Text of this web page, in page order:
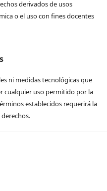
derivados de usos
o el uso con fines docentes
ni medidas tecnológicas que
cualquier uso permitido por la
establecidos requerirá la